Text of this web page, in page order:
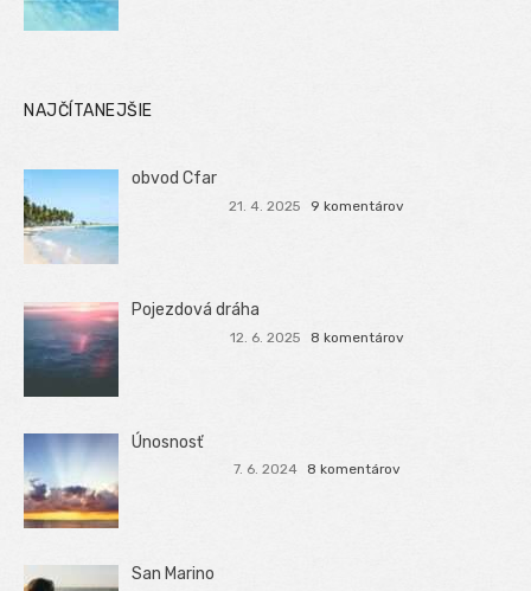
NAJČÍTANEJŠIE
obvod Cfar
21. 4. 2025 9 komentárov
Pojezdová dráha
12. 6. 2025 8 komentárov
Únosnosť
7. 6. 2024 8 komentárov
San Marino